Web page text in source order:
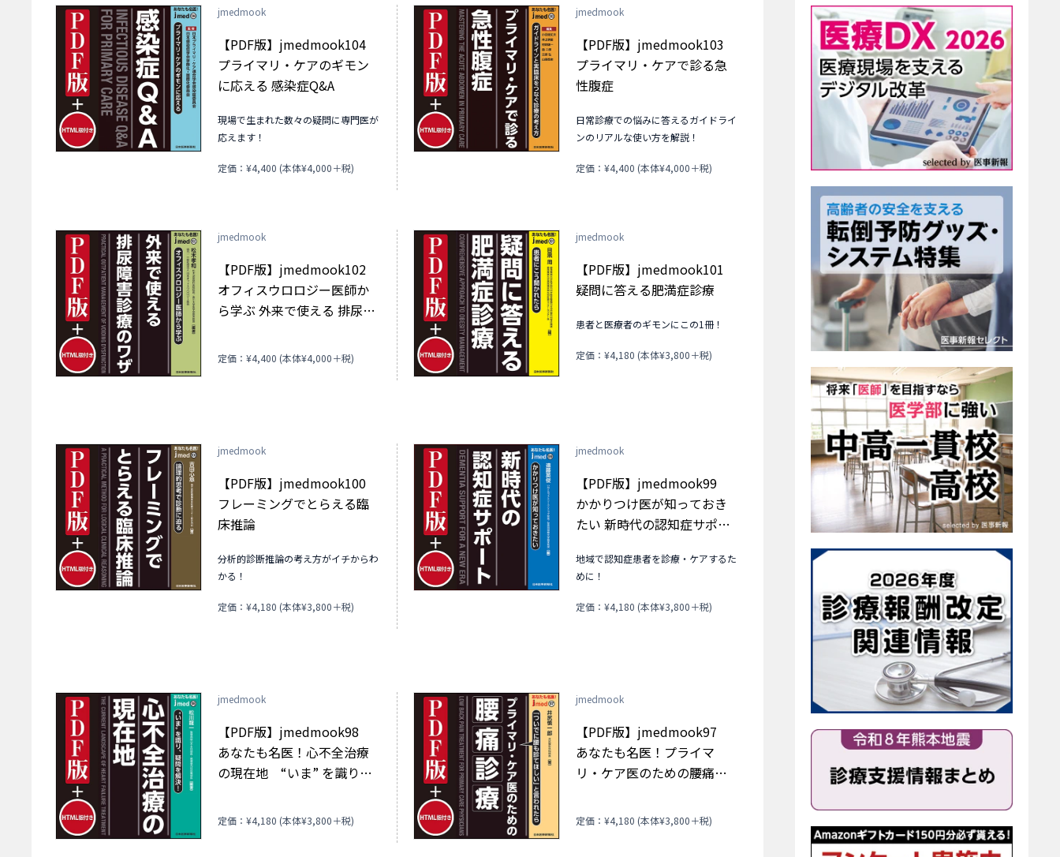
jmedmook
【PDF版】jmedmook104
プライマリ・ケアのギモン
に応える 感染症Q&A
現場で生まれた数々の疑問に専門医が
応えます！
定価：¥4,400 (本体¥4,000＋税)
jmedmook
【PDF版】jmedmook103
プライマリ・ケアで診る急
性腹症
日常診療での悩みに答えるガイドライ
ンのリアルな使い方を解説！
定価：¥4,400 (本体¥4,000＋税)
jmedmook
【PDF版】jmedmook102
オフィスウロロジー医師か
ら学ぶ 外来で使える 排尿障
定価：¥4,400 (本体¥4,000＋税)
jmedmook
【PDF版】jmedmook101
疑問に答える肥満症診療
患者と医療者のギモンにこの1冊！
定価：¥4,180 (本体¥3,800＋税)
jmedmook
【PDF版】jmedmook100
フレーミングでとらえる臨
床推論
分析的診断推論の考え方がイチからわ
かる！
定価：¥4,180 (本体¥3,800＋税)
jmedmook
【PDF版】jmedmook99
かかりつけ医が知っておき
たい 新時代の認知症サポー
地域で認知症患者を診療・ケアするた
めに！
定価：¥4,180 (本体¥3,800＋税)
jmedmook
【PDF版】jmedmook98
あなたも名医！心不全治療
の現在地 “いま” を識り，
定価：¥4,180 (本体¥3,800＋税)
jmedmook
【PDF版】jmedmook97
あなたも名医！プライマ
リ・ケア医のための腰痛診
しい」と言われたら
定価：¥4,180 (本体¥3,800＋税)